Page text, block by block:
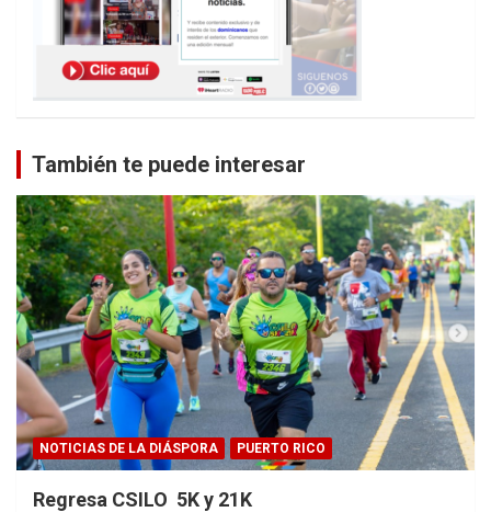
También te puede interesar
NOTICIAS DE LA DIÁSPORA PUERTO RICO
Regresa CSILO 5K y 21K